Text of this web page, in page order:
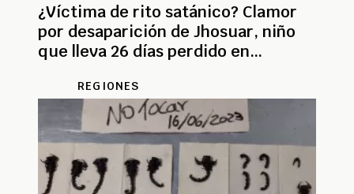
¿Víctima de rito satánico? Clamor
por desaparición de Jhosuar, niño
que lleva 26 días perdido en
REGIONES